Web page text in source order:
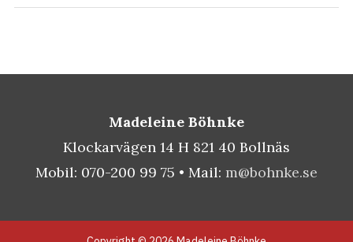
Madeleine Böhnke
Klockarvägen 14 H 821 40 Bollnäs
Mobil: 070-200 99 75 • Mail: m@bohnke.se